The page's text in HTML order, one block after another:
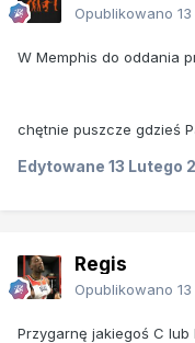
Opublikowano
W Memphis do oddania
chętnie puszcze gdzieś
Edytowane 13 Lutego
Regis
Opublikowano
Przygarnę jakiegoś C